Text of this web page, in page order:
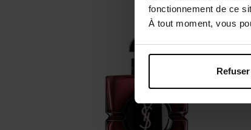
fonctionnement de ce
À tout moment, vous
Refuser